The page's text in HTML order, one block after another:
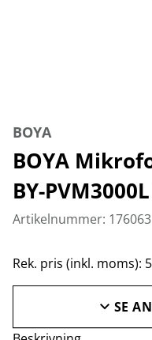
BOYA
BOYA
BY-
Artikelnummer: 176063
Rek. pris (inkl. moms):
SE